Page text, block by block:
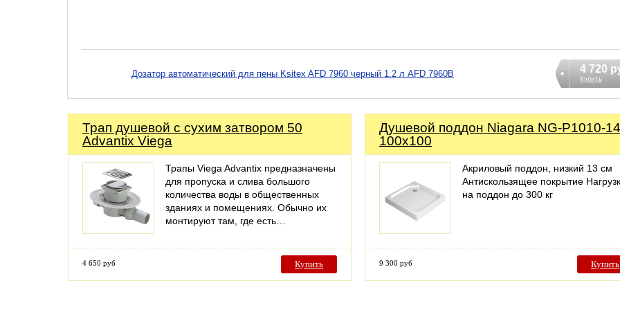
Дозатор автоматический для пены Ksitex AFD 7960 черный 1.2 л AFD 7960B 4 720
Купить
Трап душевой с сухим затвором 50
Advantix Viega
Трапы Viega Advantix предназначены
для пропуска и слива большого
количества воды в общественных
зданиях и помещениях. Обычно их
монтируют там, где есть…
4 650 руб Купить
Душевой поддон Niagara NG-P1010-
100x100
Акриловый поддон, низкий 13 см
Антискользящее покрытие
на поддон до 300 кг
9 300 руб Купить